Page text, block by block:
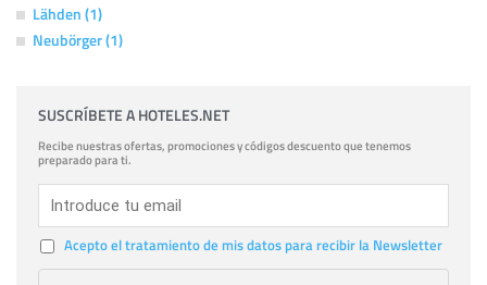
Lähden (1)
Neubörger (1)
SUSCRÍBETE A HOTELES.NET
Recibe nuestras ofertas, promociones y códigos descuento que tenemos
preparado para ti.
Acepto el tratamiento de mis datos para recibir la Newsletter